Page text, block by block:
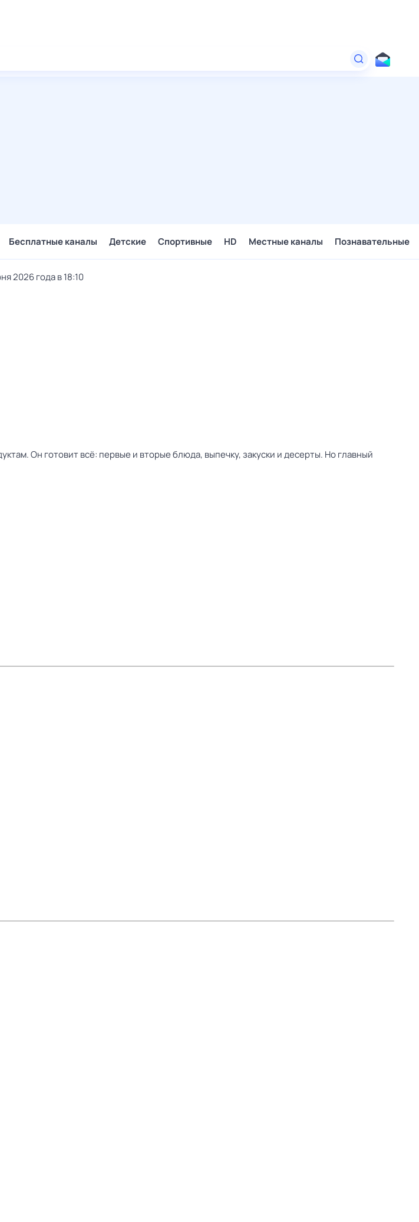
Бесплатные каналы Детские Спортивные HD Местные каналы Познавательные
2026 года в 18:10
Он готовит всё: первые и вторые блюда, выпечку, закуски и десерты. Но главный